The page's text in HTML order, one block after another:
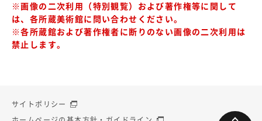
※画像の二次利用（特別観覧）および著作権等に関して
は、各所蔵美術館に問い合わせください。
※各所蔵館および著作権者に断りのない画像の二次利用は
禁止します。
サイトポリシー